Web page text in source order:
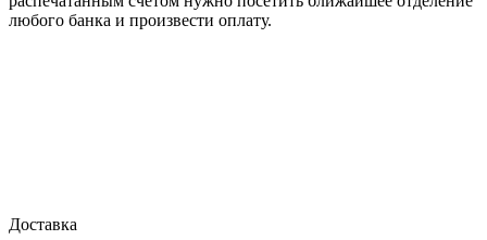
любого банка и произвести оплату.
Доставка